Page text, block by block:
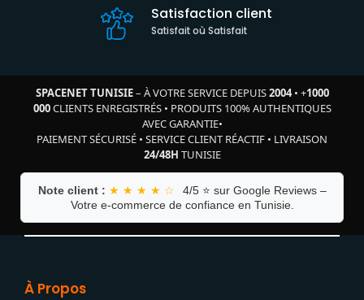
Satisfaction client
Satisfait où Satisfait
SPACENET TUNISIE– À VOTRE SERVICE DEPUIS2004• +1000
000CLIENTS ENREGISTRÉS• PRODUITS 100% AUTHENTIQUES
AVEC GARANTIE•
PAIEMENT SÉCURISÉ • SERVICE CLIENT RÉACTIF • LIVRAISON
24/48H TUNISIE
Note client : ★ ★ ★ ★ ☆
4/5 ⭐ sur Google Reviews –
Votre e-commerce de confiance en Tunisie.
À Propos